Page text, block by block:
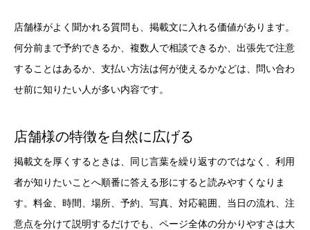
店舗様がよく聞かれる質問も、掲載文に入れる価値があります。
何分前まで予約できるか、複数人で相談できるか、出張先で注意
することはあるか、支払い方法は何が使えるかなどは、問い合わ
せ前に知りたい人が多い内容です。
店舗様の特徴を自然に広げる
掲載文を厚くするときは、同じ言葉を繰り返すのではなく、利用
者が知りたいことへ順番に答える形にすると読みやすくなりま
す。料金、時間、場所、予約、写真、対応範囲、当日の流れ、注
意点を分けて説明するだけでも、ページ全体の分かりやすさは大